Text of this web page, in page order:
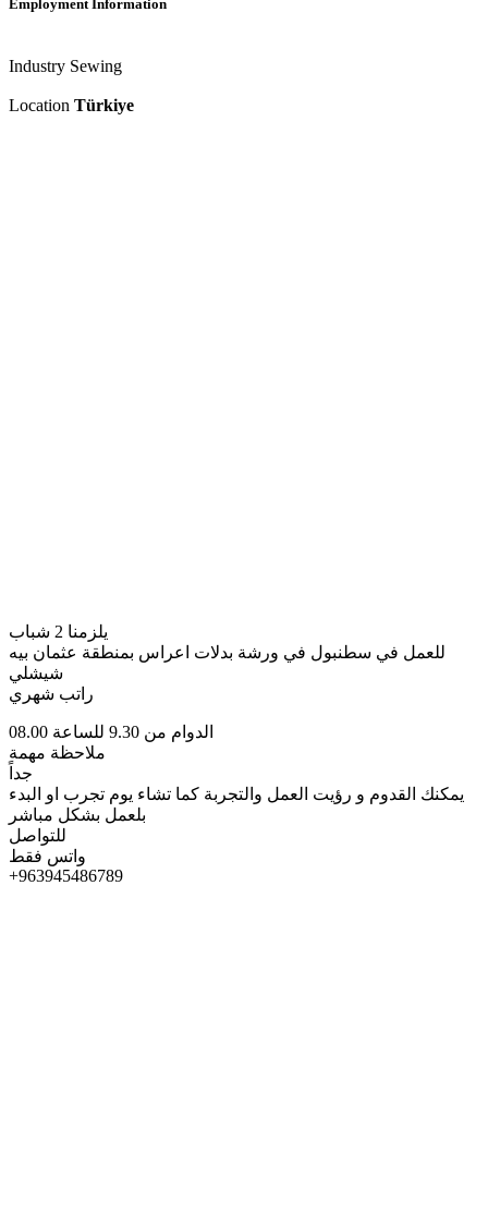
Employment Information
Industry Sewing
Location Türkiye
يلزمنا 2 شباب
للعمل في سطنبول في ورشة بدلات اعراس بمنطقة عثمان بيه
راتب شهري
الدوام من 9.30 للساعة 08.00
ملاحظة مهمة
جداً
يمكنك القدوم و رؤيت العمل والتجربة كما تشاء يوم تجرب او البدء
بلعمل بشكل مباشر
للتواصل
واتس فقط
+963945486789